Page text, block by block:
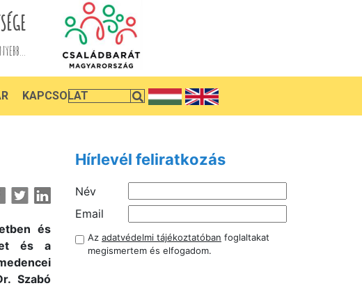
KAPCSOLAT
és
és a
Szabó
Hírlevél feliratkozás
Név
Email
Az adatvédelmi tájékoztatóban foglaltakat
megismertem és elfogadom.